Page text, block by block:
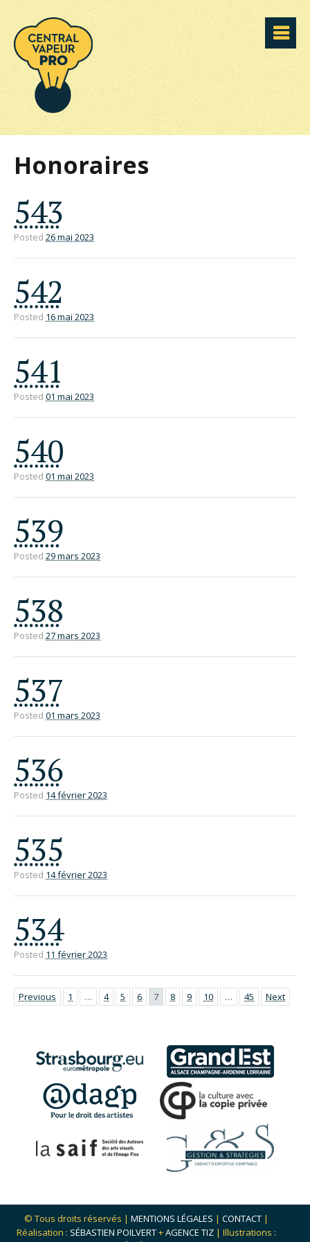
Honoraires
543
Posted 26 mai 2023
542
Posted 16 mai 2023
541
Posted 01 mai 2023
540
Posted 01 mai 2023
539
Posted 29 mars 2023
538
Posted 27 mars 2023
537
Posted 01 mars 2023
536
Posted 14 février 2023
535
Posted 14 février 2023
534
Posted 11 février 2023
Previous 1 … 4 5 6 7 8 9 10 … 45 Next
© Tous droits réservés | MENTIONS LÉGALES | CONTACT |
Réalisation : SÉBASTIEN POILVERT+AGENCE TIZ | Illustrations :